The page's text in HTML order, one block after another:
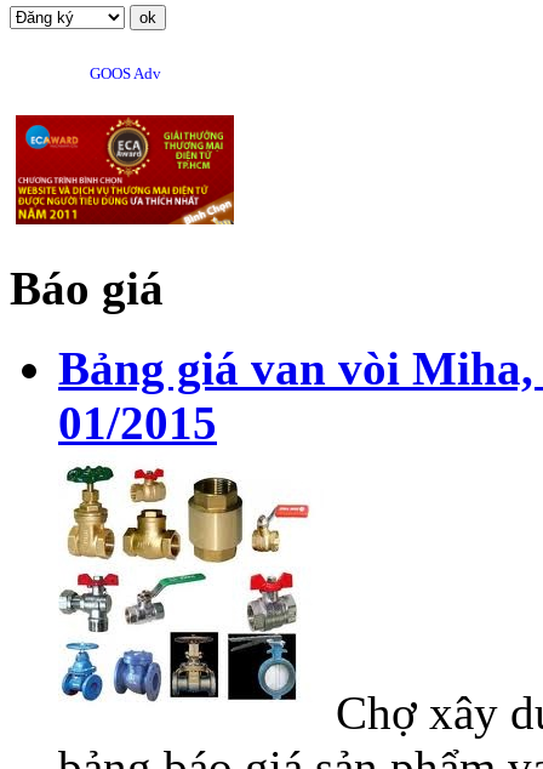
GOOS Adv
Báo giá
Bảng giá van vòi
01/2015
Chợ xây